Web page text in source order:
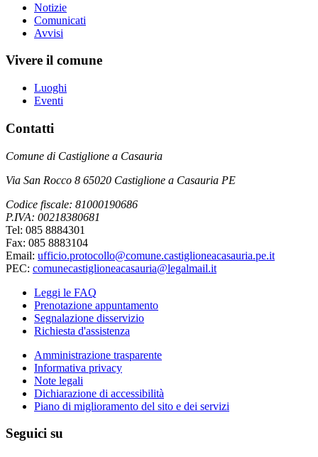
Notizie
Comunicati
Avvisi
Vivere il comune
Luoghi
Eventi
Contatti
Comune di Castiglione a Casauria
Via San Rocco 8 65020 Castiglione a Casauria PE
Codice fiscale: 81000190686
P.IVA: 00218380681
Tel: 085 8884301
Fax: 085 8883104
Email: ufficio.protocollo@comune.castiglioneacasauria.pe.it
PEC: comunecastiglioneacasauria@legalmail.it
Leggi le FAQ
Prenotazione appuntamento
Segnalazione disservizio
Richiesta d'assistenza
Amministrazione trasparente
Informativa privacy
Note legali
Dichiarazione di accessibilità
Piano di miglioramento del sito e dei servizi
Seguici su